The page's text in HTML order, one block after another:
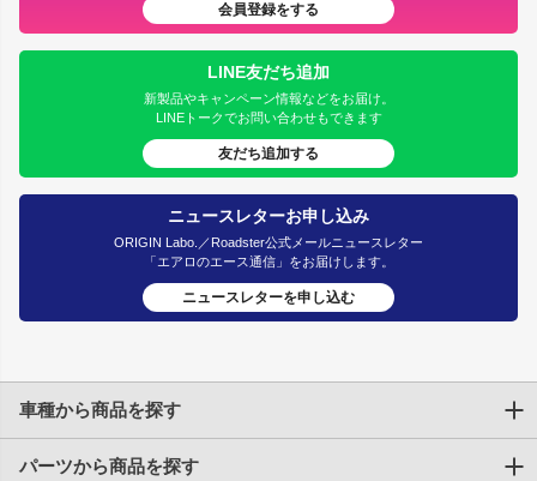
会員登録をする
LINE友だち追加
新製品やキャンペーン情報などをお届け。
LINEトークでお問い合わせもできます
友だち追加する
ニュースレターお申し込み
ORIGIN Labo.／Roadster公式メールニュースレター
「エアロのエース通信」をお届けします。
ニュースレターを申し込む
車種から商品を探す
トヨタ
パーツから商品を探す